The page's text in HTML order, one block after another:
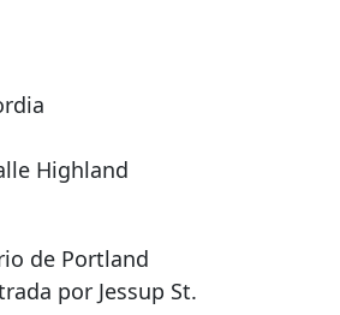
Highland
de Portland
por Jessup St.